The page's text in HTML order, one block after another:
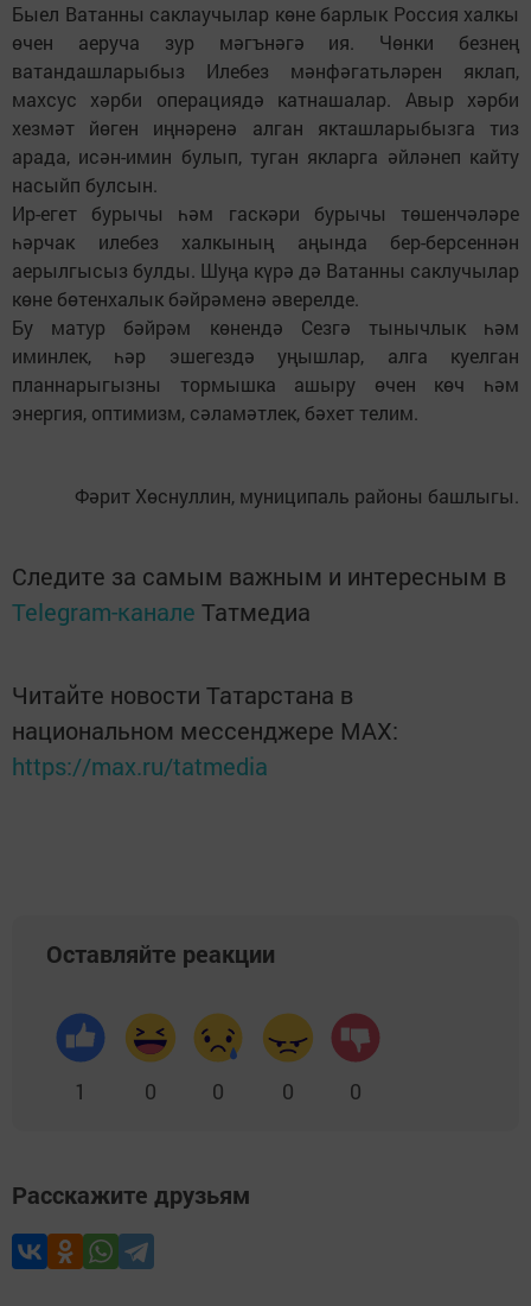
Быел Ватанны саклаучылар көне барлык Россия халкы
өчен аеруча зур мәгънәгә ия. Чөнки безнең
ватандашларыбыз Илебез мәнфәгатьләрен яклап,
махсус хәрби операциядә катнашалар. Авыр хәрби
хезмәт йөген иңнәренә алган якташларыбызга тиз
арада, исән-имин булып, туган якларга әйләнеп кайту
насыйп булсын.
Ир-егет бурычы һәм гаскәри бурычы төшенчәләре
һәрчак илебез халкының аңында бер-берсеннән
аерылгысыз булды. Шуңа күрә дә Ватанны саклучылар
көне бөтенхалык бәйрәменә әверелде.
Бу матур бәйрәм көнендә Сезгә тынычлык һәм
иминлек, һәр эшегездә уңышлар, алга куелган
планнарыгызны тормышка ашыру өчен көч һәм
энергия, оптимизм, сәламәтлек, бәхет телим.
Фәрит Хөснуллин, муниципаль районы башлыгы.
Следите за самым важным и интересным в
Telegram-канале Татмедиа
Читайте новости Татарстана в
национальном мессенджере MАХ:
https://max.ru/tatmedia
Оставляйте реакции
1 0 0 0 0
Расскажите друзьям